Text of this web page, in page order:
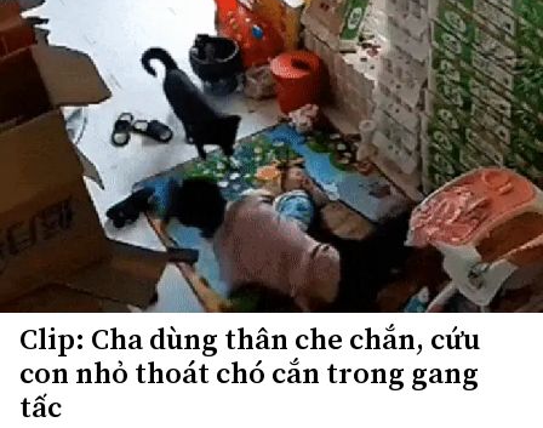
Clip: Cha dùng thân che chắn, cứu
con nhỏ thoát chó cắn trong gang
tấc